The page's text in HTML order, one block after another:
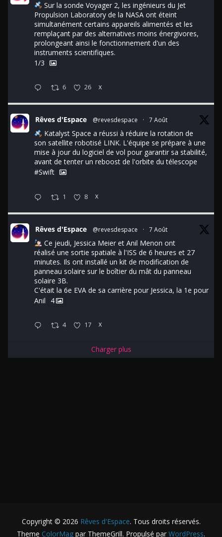
Sur la sonde Voyager 2, les ingénieurs du Jet
Propulsion Laboratory de la NASA ont éteint
simultanément certains appareils alimentés et les
remplaçant par des alternatives moins énergivores,
prolongeant ainsi le fonctionnement d'un des
instruments scientifiques.
1/3
6 26 X
Rêves d'Espace @revesdespace · 7 Août
Katalyst Space a réussi à réduire la rotation de
son satellite robotisé LINK. L'équipe se prépare à une
mise à jour du logiciel de vol pour garantir sa stabilité,
avant de tenter un reboost de l'orbite du télescope
#Swift
1 8 X
Rêves d'Espace @revesdespace · 7 Août
Ce jeudi, Jessica Meier et Anil Menon ont
réalisé une sortie spatiale à l'ISS de 6 heures et 27
minutes. Ils ont installé un kit de modification de
panneau solaire sur le boîtier du mât du panneau
solaire 3B.
C'était la 6e EVA de sa carrière pour Jessica, la 1e pour
Anil
4
4 17 X
Charger plus
Copyright © 2026 Rêves d'Espace. Tous droits réservés.
Theme ColorMag par ThemeGrill. Propulsé par WordPress.